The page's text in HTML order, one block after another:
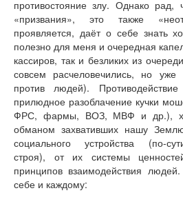
противостояние злу. Однако
«призвания», это также
проявляется, даёт о себе знать
полезно для меня и очередная
кассиров, так и безликих из
совсем расчеловечились, но
против людей).
прилюдное разоблачение кучки
ФРС, фармы, ВОЗ, МВФ и др.),
обманом захвативших нашу
социального устройства (по-
строя), от их системы
принципов взаимодействия
себе и каждому: